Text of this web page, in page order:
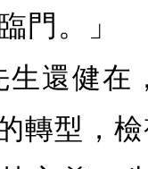
門。」
生還健在
轉型，